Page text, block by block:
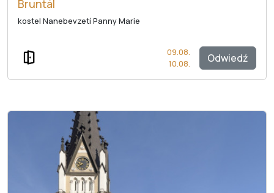
Bruntál
kostel Nanebevzetí Panny Marie
Odwiedź
09.08.
10.08.